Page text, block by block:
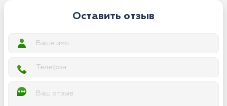
Оставить отзыв